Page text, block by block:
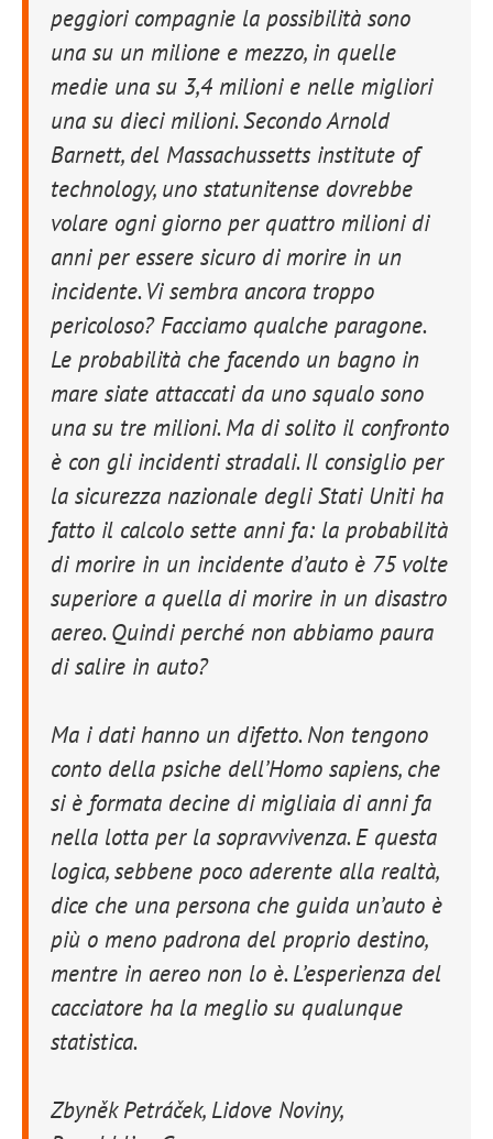
peggiori compagnie la possibilità sono
una su un milione e mezzo, in quelle
medie una su 3,4 milioni e nelle migliori
una su dieci milioni. Secondo Arnold
Barnett, del Massachussetts institute of
technology, uno statunitense dovrebbe
volare ogni giorno per quattro milioni di
anni per essere sicuro di morire in un
incidente. Vi sembra ancora troppo
pericoloso? Facciamo qualche paragone.
Le probabilità che facendo un bagno in
mare siate attaccati da uno squalo sono
una su tre milioni. Ma di solito il confronto
è con gli incidenti stradali. Il consiglio per
la sicurezza nazionale degli Stati Uniti ha
fatto il calcolo sette anni fa: la probabilità
di morire in un incidente d’auto è 75 volte
superiore a quella di morire in un disastro
aereo. Quindi perché non abbiamo paura
di salire in auto?
Ma i dati hanno un difetto. Non tengono
conto della psiche dell’Homo sapiens, che
si è formata decine di migliaia di anni fa
nella lotta per la sopravvivenza. E questa
logica, sebbene poco aderente alla realtà,
dice che una persona che guida un’auto è
più o meno padrona del proprio destino,
mentre in aereo non lo è. L’esperienza del
cacciatore ha la meglio su qualunque
statistica.
Zbyněk Petráček, Lidove Noviny,